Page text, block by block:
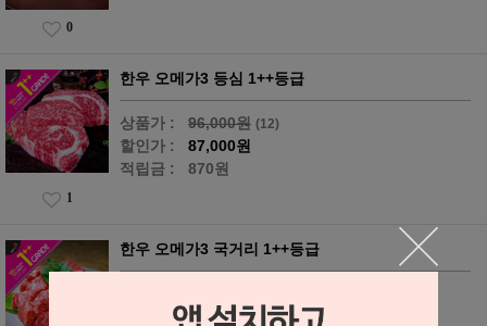
0
한우 오메가3 등심 1++등급
상품가 : 96,000원 (12)
할인가 :
87,000원
적립금 :
870원
1
한우 오메가3 국거리 1++등급
적립금 : 380원